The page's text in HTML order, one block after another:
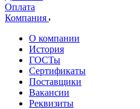
Оплата
Компания
О компании
История
ГОСТы
Сертификаты
Поставщики
Вакансии
Реквизиты